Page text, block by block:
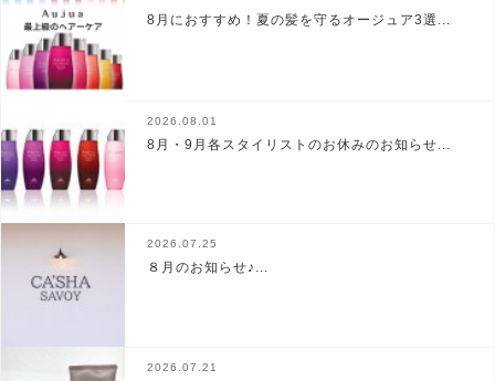
8月におすすめ！夏の髪を守るオージュア3選...
2026.08.01
8月・9月各スタイリストのお休みのお知らせ...
2026.07.25
８月のお知らせ♪...
2026.07.21